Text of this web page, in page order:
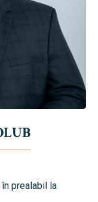
prealabil la